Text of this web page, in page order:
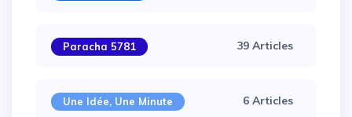
Paracha 5781 39 Articles
Une Idée, Une Minute 6 Articles